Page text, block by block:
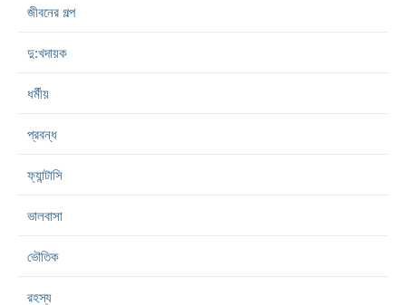
জীবনের গল্প
দু:খদায়ক
ধর্মীয়
প্রবন্ধ
ফ্যান্টাসি
ভালবাসা
ভৌতিক
রহস্য